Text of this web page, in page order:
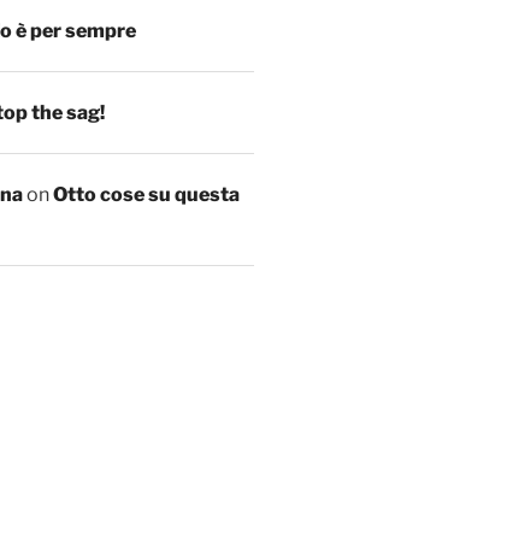
è per sempre
the sag!
onOtto cose su questa